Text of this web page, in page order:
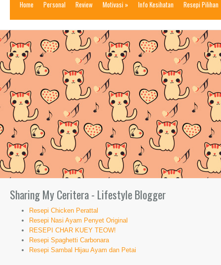
Home Personal Review Motivasi » Info Kesihatan Resepi Pilihan
Sharing My Ceritera - Lifestyle Blogger
Resepi Chicken Perattal
Resepi Nasi Ayam Penyet Original
RESEPI CHAR KUEY TEOW!
Resepi Spaghetti Carbonara
Resepi Sambal Hijau Ayam dan Petai